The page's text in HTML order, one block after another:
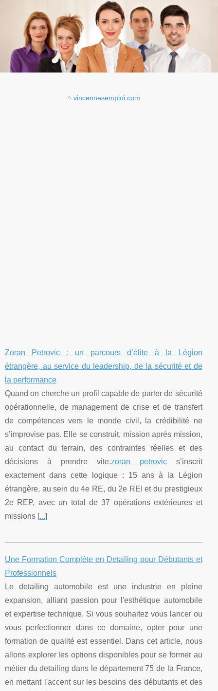
vincennesemploi.com
Zoran Petrovic : un parcours d’élite à la Légion
étrangère, au service du leadership, de la sécurité et de
la performance
Quand on cherche un profil capable de parler de sécurité
opérationnelle, de management de crise et de transfert
de compétences vers le monde civil, la crédibilité ne
s’improvise pas. Elle se construit, mission après mission,
au contact du terrain, des contraintes réelles et des
décisions à prendre vite.zoran petrovics’inscrit
exactement dans cette logique : 15 ans à la Légion
étrangère, au sein du 4e RE, du 2e REI et du prestigieux
2e REP, avec un total de 37 opérations extérieures et
missions [...]
Une Formation Complète en Detailing pour Débutants et
Professionnels
Le detailing automobile est une industrie en pleine
expansion, alliant passion pour l'esthétique automobile
et expertise technique. Si vous souhaitez vous lancer ou
vous perfectionner dans ce domaine, opter pour une
formation de qualité est essentiel. Dans cet article, nous
allons explorer les options disponibles pour se former au
métier du detailing dans le département 75 de la France,
en mettant l'accent sur les besoins des débutants et des